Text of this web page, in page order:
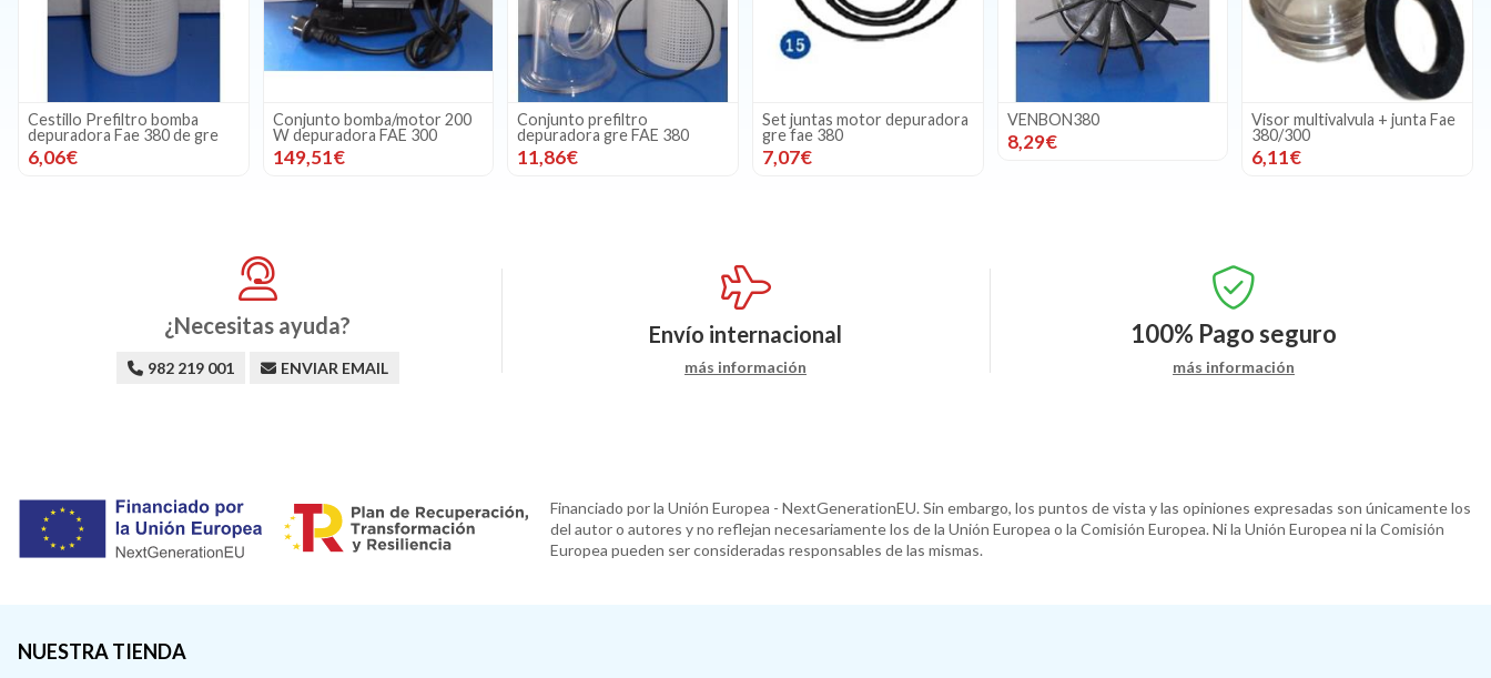
Cestillo Prefiltro bomba
depuradora Fae 380 de gre
6,06€
Conjunto bomba/motor 200
W depuradora FAE 300
149,51€
Conjunto prefiltro
depuradora gre FAE 380
11,86€
Set juntas motor depuradora
gre fae 380
7,07€
VENBON380
8,29€
Visor multivalvula + junta Fae
380/300
6,11€
¿Necesitas ayuda?
982 219 001 ENVIAR EMAIL
Envío internacional
más información
100% Pago seguro
más información
Financiado por la Unión Europea - NextGenerationEU. Sin embargo, los puntos de vista y las opiniones expresadas son únicamente los
del autor o autores y no reflejan necesariamente los de la Unión Europea o la Comisión Europea. Ni la Unión Europea ni la Comisión
Europea pueden ser consideradas responsables de las mismas.
NUESTRA TIENDA